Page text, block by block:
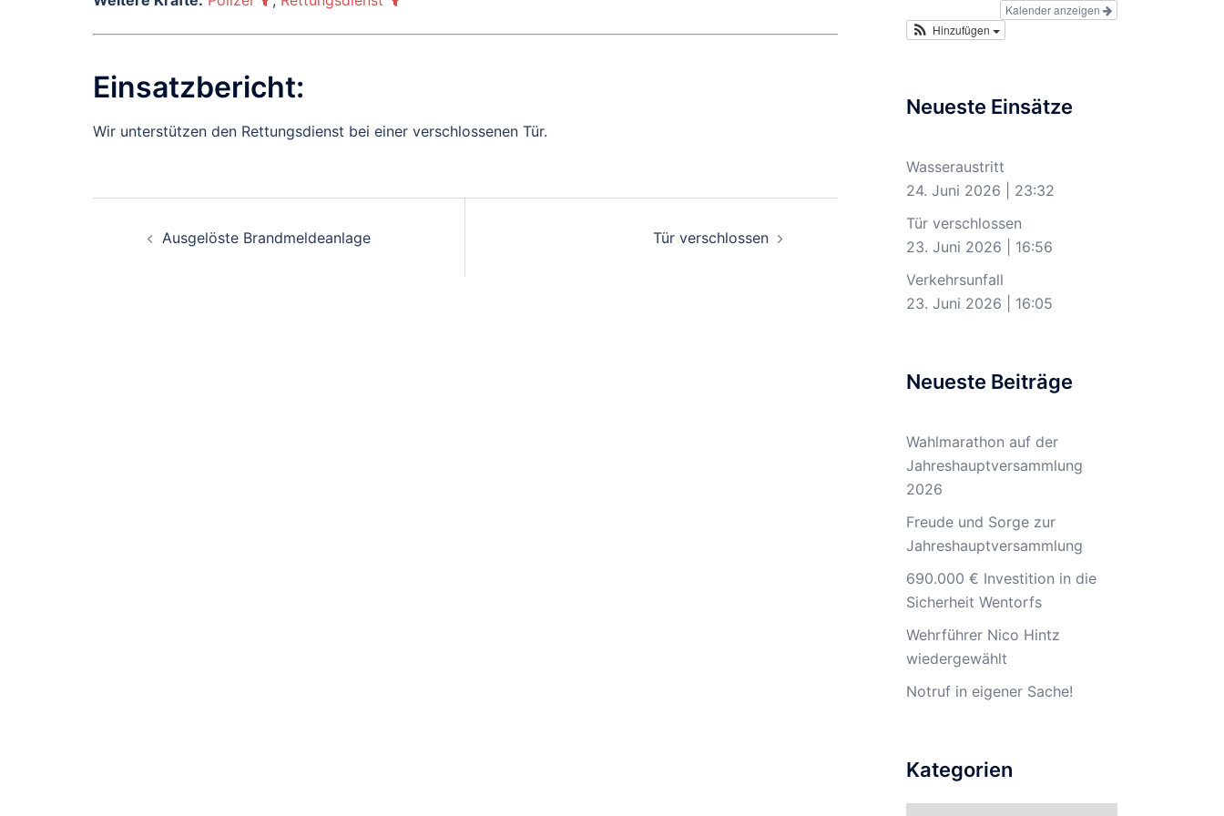
Einsatzbericht:
Wir unterstützen den Rettungsdienst bei einer verschlossenen Tür.
Beitragsnavigation
Ausgelöste Brandmeldeanlage Tür verschlossen
Kalender anzeigen
Hinzufügen
Neueste Einsätze
Wasseraustritt
24. Juni 2026
23:32
Tür verschlossen
23. Juni 2026
16:56
Verkehrsunfall
23. Juni 2026
16:05
Neueste Beiträge
Wahlmarathon auf der
Jahreshauptversammlung
2026
Freude und Sorge zur
Jahreshauptversammlung
690.000 € Investition in die
Sicherheit Wentorfs
Wehrführer Nico Hintz
wiedergewählt
Notruf in eigener Sache!
Kategorien